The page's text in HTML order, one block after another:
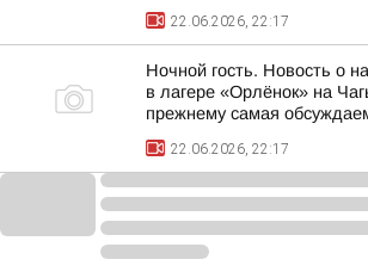
22.06.2026, 22:17
Ночной гость. Новость о
в лагере «Орлёнок» на
прежнему самая
22.06.2026, 22:17